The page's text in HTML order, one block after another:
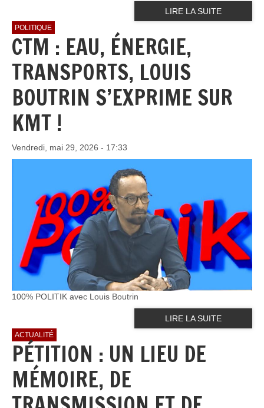
LIRE LA SUITE
POLITIQUE
CTM : EAU, ÉNERGIE,
TRANSPORTS, LOUIS
BOUTRIN S’EXPRIME SUR
KMT !
Vendredi, mai 29, 2026 - 17:33
100% POLITIK avec Louis Boutrin
LIRE LA SUITE
ACTUALITÉ
PÉTITION : UN LIEU DE
MÉMOIRE, DE